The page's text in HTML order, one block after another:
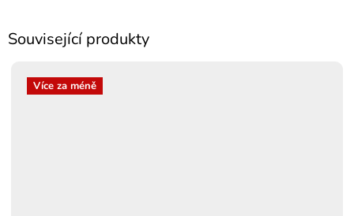
Související produkty
Více za méně